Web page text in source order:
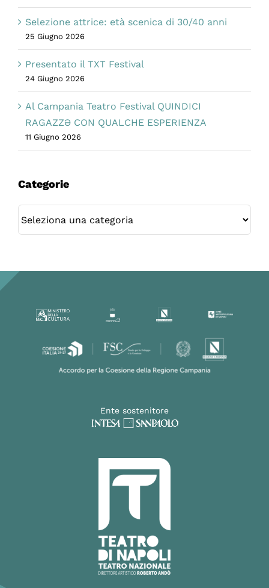
Selezione attrice: età scenica di 30/40 anni
25 Giugno 2026
Presentato il TXT Festival
24 Giugno 2026
Al Campania Teatro Festival QUINDICI
RAGAZZƏ CON QUALCHE ESPERIENZA
11 Giugno 2026
Categorie
Ente sostenitore